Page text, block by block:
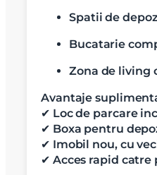
Spatii de
Bucatarie
Zona de living
Avantaje
✔ Loc de parcare
✔ Boxa pentru
✔ Imobil nou, cu
✔ Acces rapid